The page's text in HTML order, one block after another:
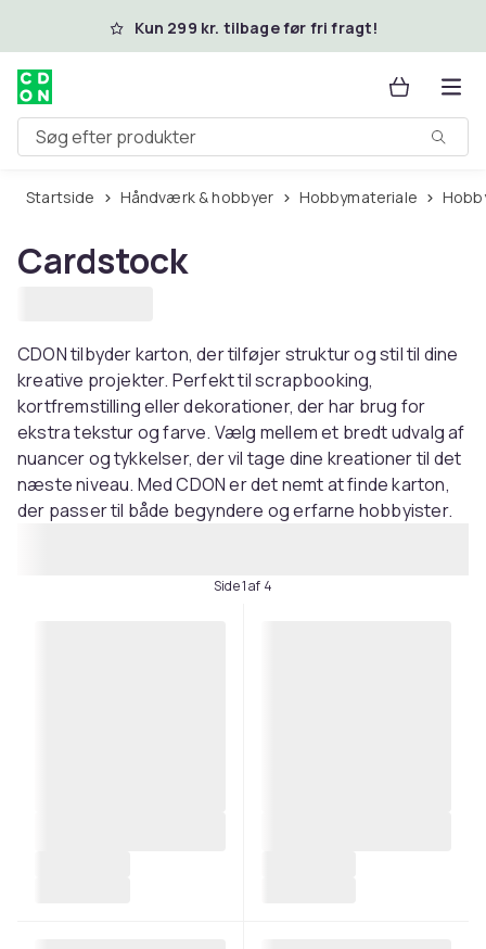
Spring til hovedindhold
Kun 299 kr. tilbage før fri fragt!
Søg efter produkter
Startside Håndværk & hobbyer Hobbymateriale
Cardstock
CDON tilbyder karton, der tilføjer struktur og stil til dine
kreative projekter. Perfekt til scrapbooking,
kortfremstilling eller dekorationer, der har brug for
ekstra tekstur og farve. Vælg mellem et bredt udvalg af
nuancer og tykkelser, der vil tage dine kreationer til det
næste niveau. Med CDON er det nemt at finde karton,
der passer til både begyndere og erfarne hobbyister.
Side 1 af 4